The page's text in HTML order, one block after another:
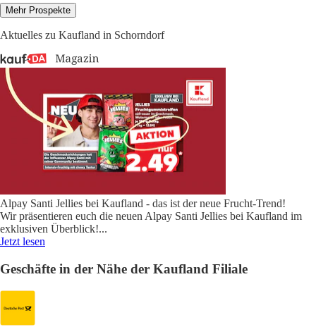
Mehr Prospekte
Aktuelles zu Kaufland in Schorndorf
Alpay Santi Jellies bei Kaufland - das ist der neue Frucht-Trend!
Wir präsentieren euch die neuen Alpay Santi Jellies bei Kaufland im
exklusiven Überblick!...
Jetzt lesen
Geschäfte in der Nähe der Kaufland Filiale